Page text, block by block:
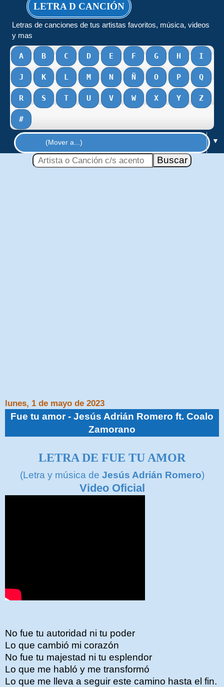
LETRA D CANCIÓN
Letras de canciones de tus artistas favoritos, música, videos
y mas
A B C D E F G H I
J K L M N Ñ O P Q
R S T U V W X Y Z
#
▼
lunes, 1 de mayo de 2023
Fue tu amor - Jesús Adrián Romero ft. Coalo
Zamorano
LETRA DE FUE TU AMOR
(Letra y música de Jesús Adrián Romero)
Video Oficial
No fue tu autoridad ni tu poder
Lo que cambió mi corazón
No fue tu majestad ni tu esplendor
Lo que me habló y me transformó
Lo que me lleva a seguir este camino hasta el fin.